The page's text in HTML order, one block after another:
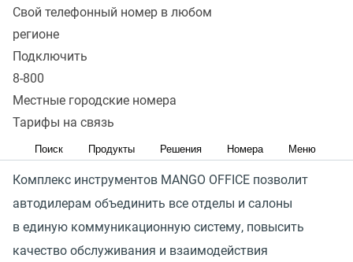
Свой телефонный номер в любом
регионе
Подключить
8-800
Местные городские номера
Тарифы на связь
Поиск Продукты Решения Номера Меню
специализированных маркетплейсов — все это
насыщает и без того высококонкурентный рынок
автодилеров. Борьба за клиента усиливается: каждый
рубль, вложенный в рекламу, должен работать
на бизнес, привлекать качественные лиды
и обеспечивать их конвертацию в продажи.
Комплекс инструментов MANGO OFFICE позволит
автодилерам объединить все отделы и салоны
в единую коммуникационную систему, повысить
качество обслуживания и взаимодействия